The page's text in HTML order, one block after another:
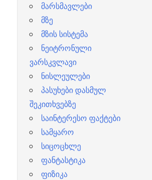
მარსმავლები
მზე
მზის სისტემა
ნეიტრონული
ვარსკვლავი
ნისლეულები
პასუხები დასმულ
შეკითხვებზე
საინტერესო ფაქტები
სამყარო
სიცოცხლე
ფანტასტიკა
ფიზიკა